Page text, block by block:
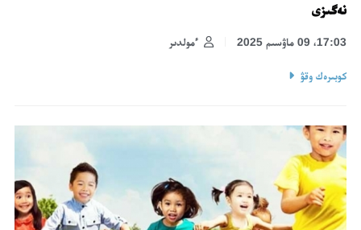
نەگىزى
ءمولدىر 17:03، 09 ماۋسىم 2025
كوبىرەك وقۋ